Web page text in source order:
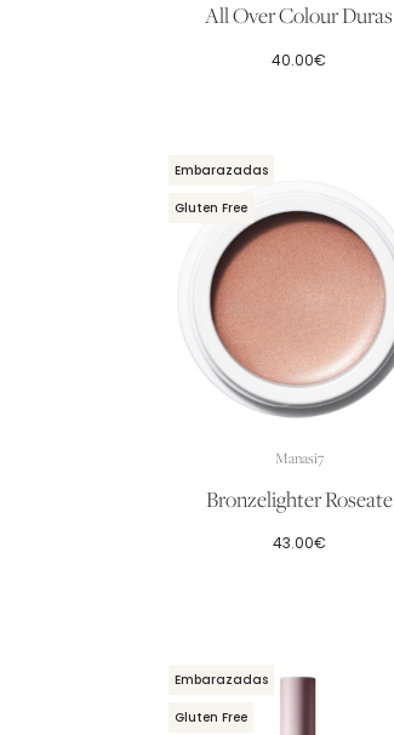
All Over Colour Duras
40.00€
Embarazadas
Gluten Free
Manasi7
Bronzelighter Roseate
43.00€
Embarazadas
Gluten Free